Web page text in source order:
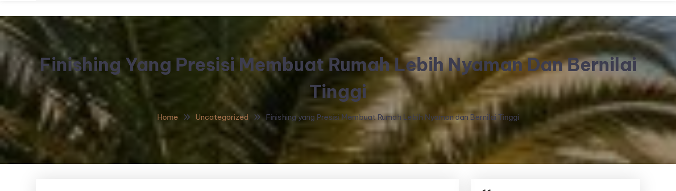
Finishing Yang Presisi Membuat Rumah Lebih Nyaman Dan Bernilai
Tinggi
Home Uncategorized Finishing yang Presisi Membuat Rumah Lebih Nyaman dan Bernilai Tinggi